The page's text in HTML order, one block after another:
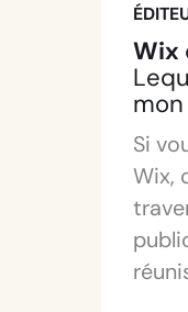
Wix
Si
Wix,